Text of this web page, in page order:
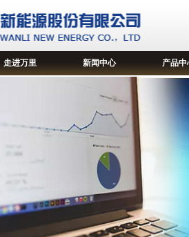
走进万里 新闻中心 产品中